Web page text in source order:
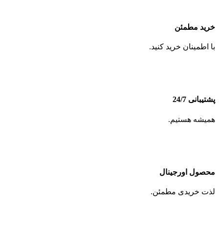
خرید مطمئن
با اطمینان خرید کنید.
پشتیبانی 24/7
همیشه هستیم.
محصول اورجینال
لذت خریدی مطمئن.